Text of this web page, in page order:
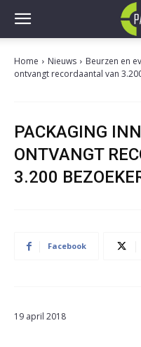
Home Nieuws Beurzen en
ontvangt recordaantal van
PACKAGING
ONTVANGT
3.200
Facebook
19 april 2018